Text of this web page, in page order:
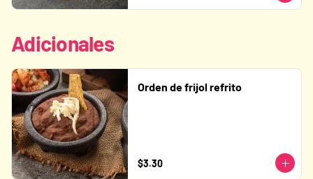
Adicionales
Orden de frijol refrito
$3.30